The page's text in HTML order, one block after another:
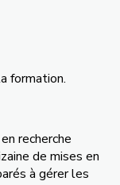
formation.
recherche
de mises en
à gérer les